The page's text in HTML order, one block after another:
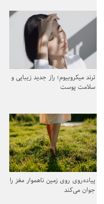
ترند میکروبیوم؛ راز جدید زیبایی و
سلامت پوست
پیاده‌روی روی زمین ناهموار مغز را
جوان می‌کند